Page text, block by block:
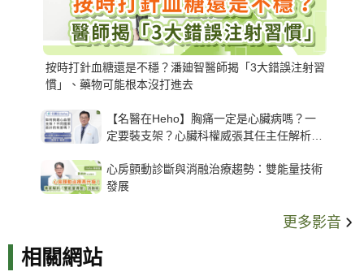
按時打針血糖還是不穩？潘廸智醫師揭「3大錯誤注射習
慣」、藥物可能根本沒打進去
【名醫在Heho】胸痛一定是心臟病嗎？一
定要裝支架？心臟科權威張其任主任解析支
心房顫動診斷與消融治療趨勢：雙能量技術
發展
更多影音
相關網站